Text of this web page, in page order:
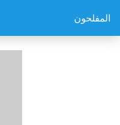
المفلحون